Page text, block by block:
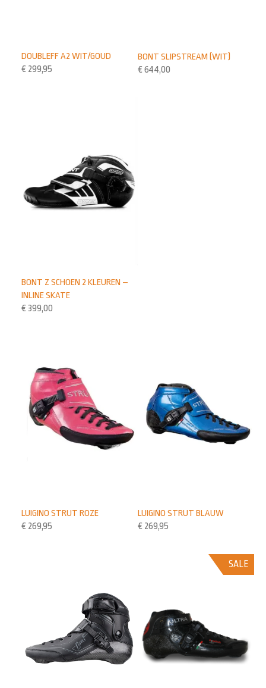
BONT SLIPSTREAM (WIT)
€ 644,00
DOUBLEFF A2 WIT/GOUD
€ 299,95
BONT Z SCHOEN 2 KLEUREN –
INLINE SKATE
€ 399,00
LUIGINO STRUT BLAUW
€ 269,95
LUIGINO STRUT ROZE
€ 269,95
SALE